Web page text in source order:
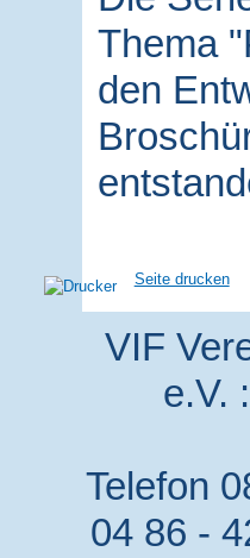
Thema
den
Seite drucken
VIF
e.V.
Telefon
04 86 -